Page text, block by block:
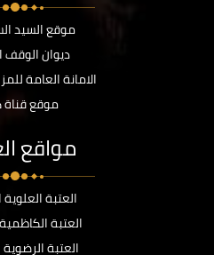
موقع السيد
ديوان
الامانة العامة
موقع قناة
مواقع
العتبة
العتبة
العتبة